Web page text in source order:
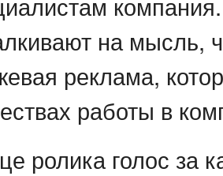
на мысль,
реклама,
работы в
ролика голос за